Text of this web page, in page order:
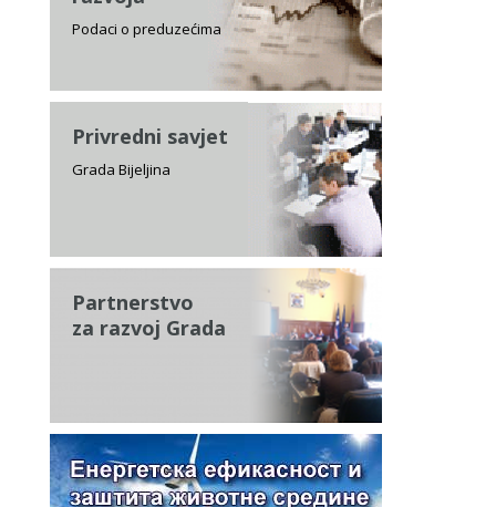
Podaci o preduzećima
Privredni savjet
Grada Bijeljina
Partnerstvo
za razvoj Grada